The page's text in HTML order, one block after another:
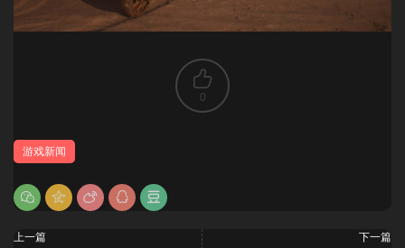
0
游戏新闻
上一篇 下一篇